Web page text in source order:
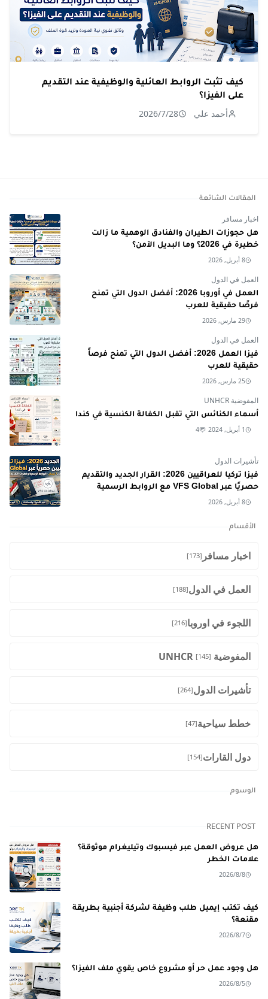
كيف تثبت الروابط العائلية والوظيفية عند التقديم
على الفيزا؟
أحمد علي 2026/7/28
المقالات الشائعة
اخبار مسافر
هل حجوزات الطيران والفنادق الوهمية ما زالت
خطيرة في 2026؟ وما البديل الآمن؟
8 أبريل, 2026
العمل في الدول
العمل في أوروبا 2026: أفضل الدول التي تمنح
فرصًا حقيقية للعرب
29 مارس, 2026
العمل في الدول
فيزا العمل 2026: أفضل الدول التي تمنح فرصاً
حقيقية للعرب
25 مارس, 2026
المفوضية UNHCR
أسماء الكنائس التي تقبل الكفالة الكنسية في كندا
1 أبريل, 2024 4
تأشيرات الدول
فيزا تركيا للعراقيين 2026: القرار الجديد والتقديم
حصريًا عبر VFS Global مع الروابط الرسمية
8 أبريل, 2026
الأقسام
اخبار مسافر [173]
العمل في الدول[188]
اللجوء في اوروبا[216]
المفوضية UNHCR [145]
تأشيرات الدول[264]
خطط سياحية[47]
دول القارات[154]
الوسوم
RECENT POST
هل عروض العمل عبر فيسبوك وتيليغرام موثوقة؟
علامات الخطر
2026/8/8
كيف تكتب إيميل طلب وظيفة لشركة أجنبية بطريقة
مقنعة؟
2026/8/7
هل وجود عمل حر أو مشروع خاص يقوي ملف الفيزا؟
2026/8/5